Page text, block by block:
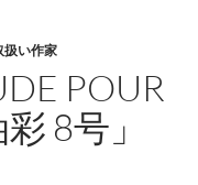
扱い作家
POUR
8号」